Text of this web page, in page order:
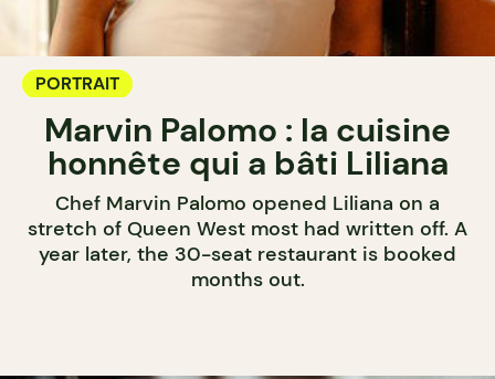
PORTRAIT
Marvin Palomo : la cuisine
honnête qui a bâti Liliana
Chef Marvin Palomo opened Liliana on a
stretch of Queen West most had written off. A
year later, the 30-seat restaurant is booked
months out.